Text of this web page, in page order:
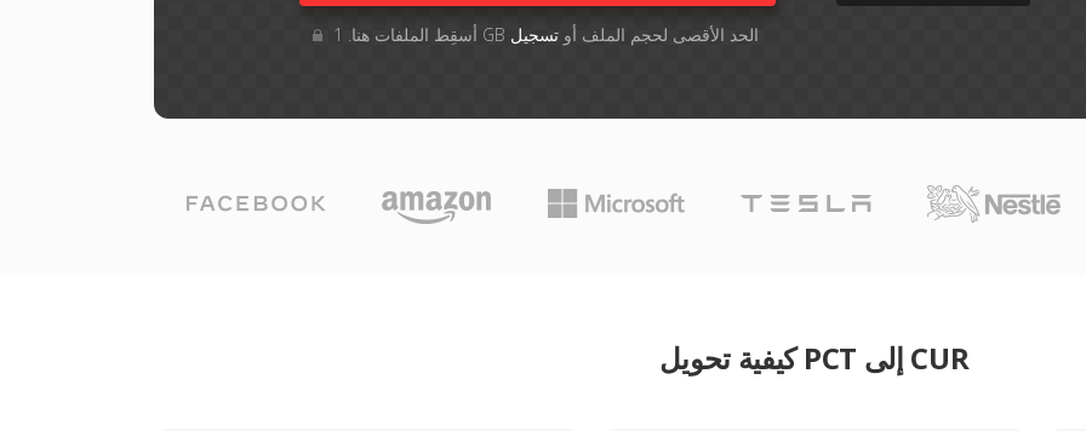
أسقِط الملفات هنا. 1 GB الحد الأقصى لحجم الملف أوتسجيل
كيفية تحويل PCT إلى CUR